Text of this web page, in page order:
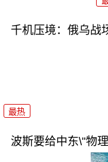
千机压境：俄乌战
最热
波斯要给中东\"物